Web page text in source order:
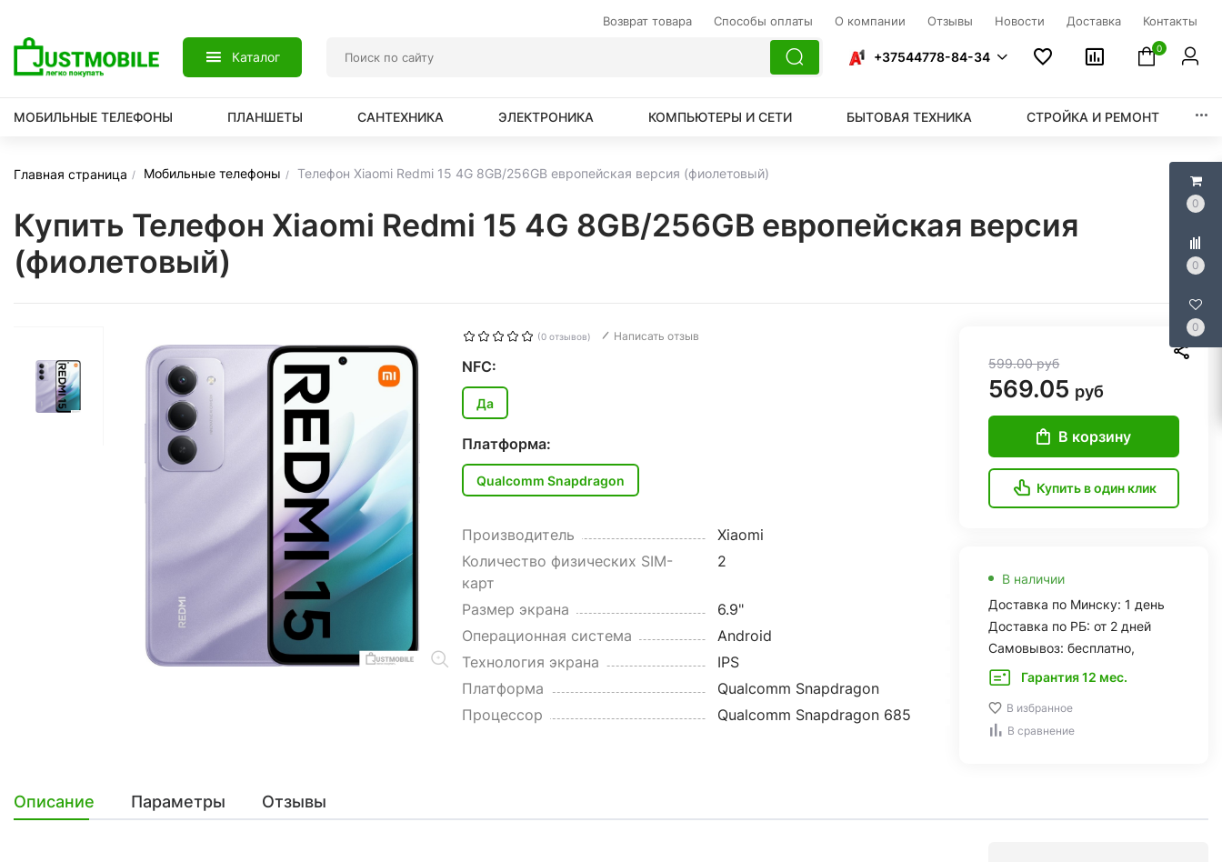
0
0
0
Возврат товара Способы оплаты О компании Отзывы Новости Доставка Контакты
Каталог +37544778-84-34
0
МОБИЛЬНЫЕ ТЕЛЕФОНЫ ПЛАНШЕТЫ САНТЕХНИКА ЭЛЕКТРОНИКА КОМПЬЮТЕРЫ И СЕТИ БЫТОВАЯ ТЕХНИКА СТРОЙКА И РЕМОНТ
Главная страница Мобильные телефоны Телефон Xiaomi Redmi 15 4G 8GB/256GB европейская версия (фиолетовый)
Купить Телефон Xiaomi Redmi 15 4G 8GB/256GB европейская версия
(фиолетовый)
(0 отзывов) Написать отзыв
NFC:
Да
Платформа:
Qualcomm Snapdragon
Производитель
Xiaomi
Количество физических SIM-
карт
2
Размер экрана
6.9"
Операционная система
Android
Технология экрана
IPS
Платформа
Qualcomm Snapdragon
Процессор
Qualcomm Snapdragon 685
599.00руб
569.05 руб
В корзину
Купить в один клик
В наличии
Доставка по Минску: 1 день
Доставка по РБ: от 2 дней
Самовывоз: бесплатно,
Гарантия 12 мес.
В избранное
В сравнение
Описание Параметры Отзывы